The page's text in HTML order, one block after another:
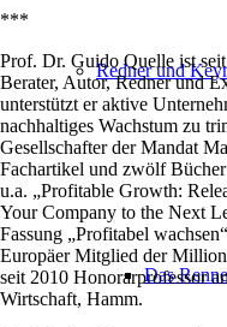
Redner und
Das
***
Prof. Dr. Guido Quelle ist
Berater, Autor, Redner und
unterstützt er aktive
nachhaltiges Wachstum zu
Gesellschafter der Mandat
Fachartikel und zwölf Bücher
u.a. „Profitable Growth:
Your Company to the Next
Fassung „Profitabel
Europäer Mitglied der
seit 2010 Honorarprofessor
Wirtschaft, Hamm.